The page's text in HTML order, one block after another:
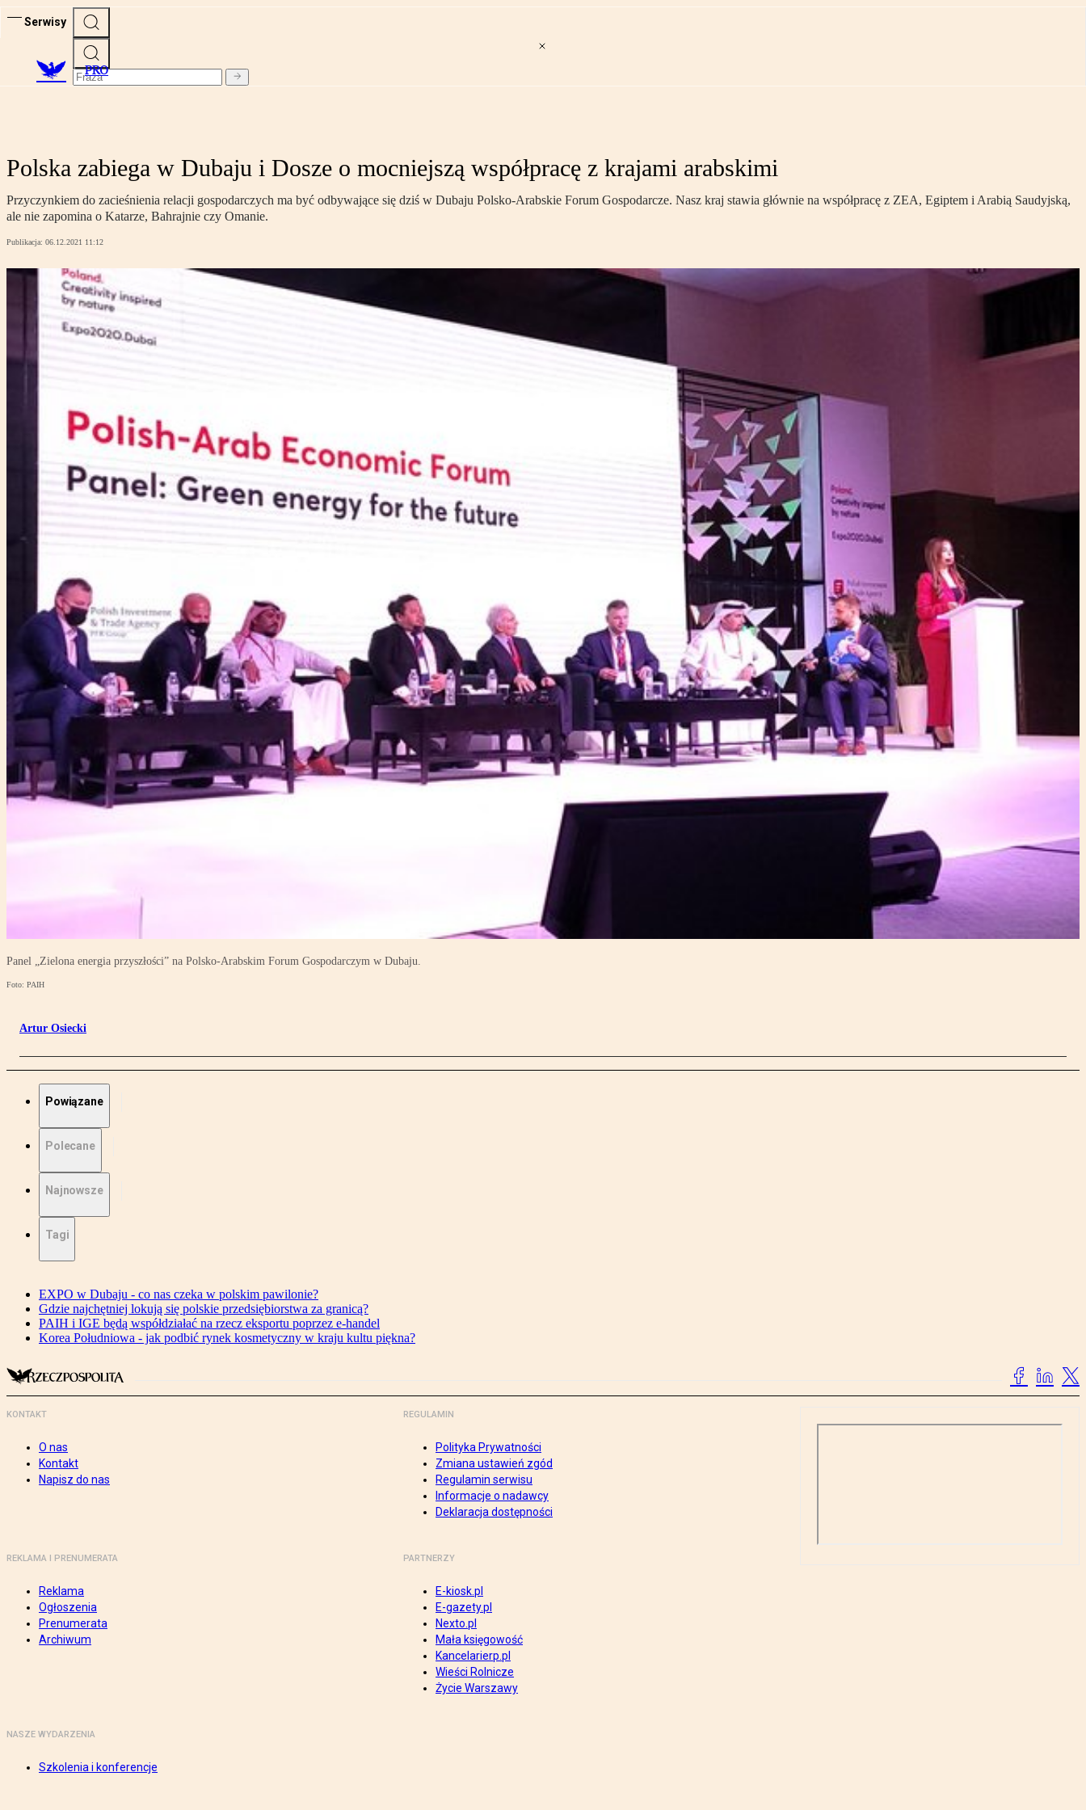
Serwisy
PRO
Polska zabiega w Dubaju i Dosze o mocniejszą współpracę z krajami arabskimi
Przyczynkiem do zacieśnienia relacji gospodarczych ma być odbywające się dziś w Dubaju Polsko-Arabskie Forum Gospodarcze. Nasz kraj stawia głównie na współpracę z ZEA, Egiptem i Arabią Saudyjską,
ale nie zapomina o Katarze, Bahrajnie czy Omanie.
Publikacja: 06.12.2021 11:12
Panel „Zielona energia przyszłości” na Polsko-Arabskim Forum Gospodarczym w Dubaju.
Foto: PAIH
Artur Osiecki
Powiązane
Polecane
Najnowsze
Tagi
EXPO w Dubaju - co nas czeka w polskim pawilonie?
Gdzie najchętniej lokują się polskie przedsiębiorstwa za granicą?
PAIH i IGE będą współdziałać na rzecz eksportu poprzez e-handel
Korea Południowa - jak podbić rynek kosmetyczny w kraju kultu piękna?
KONTAKT
O nas
Kontakt
Napisz do nas
REGULAMIN
Polityka Prywatności
Zmiana ustawień zgód
Regulamin serwisu
Informacje o nadawcy
Deklaracja dostępności
REKLAMA I PRENUMERATA
Reklama
Ogłoszenia
Prenumerata
Archiwum
PARTNERZY
E-kiosk.pl
E-gazety.pl
Nexto.pl
Mała księgowość
Kancelarierp.pl
Wieści Rolnicze
Życie Warszawy
NASZE WYDARZENIA
Szkolenia i konferencje